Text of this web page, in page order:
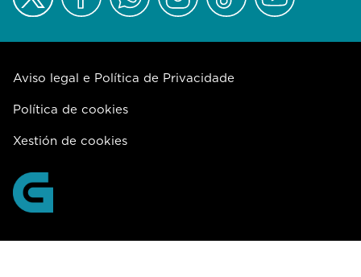
Aviso legal e Política de Privacidade
Política de cookies
Xestión de cookies